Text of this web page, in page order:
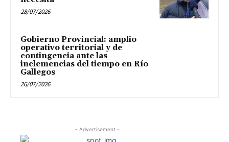
28/07/2026
Gobierno Provincial: amplio
operativo territorial y de
contingencia ante las
inclemencias del tiempo en Río
Gallegos
26/07/2026
- Advertisement -